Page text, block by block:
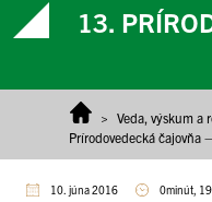
13.
> Veda, výskum a
Prírodovedecká čajovňa
10. júna 2016 0minút,